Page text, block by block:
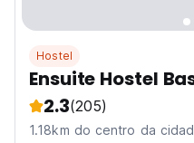
Hostel
Ensuite Hostel
2.3(205)
1.18km do centro da